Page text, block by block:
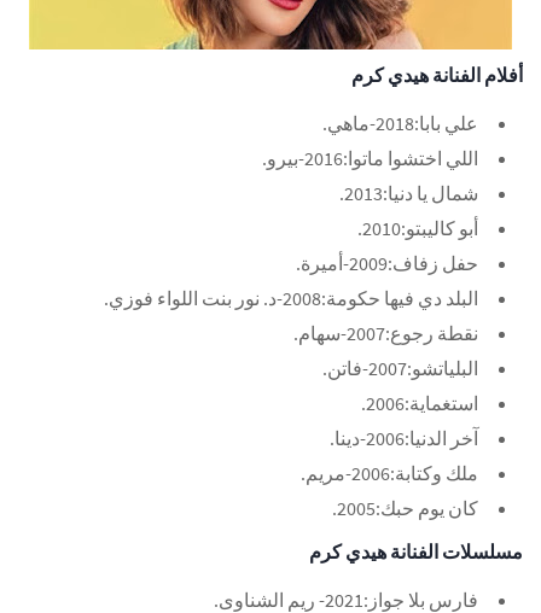
أفلام الفنانة هيدي كرم
علي بابا:2018-ماهي.
اللي اختشوا ماتوا:2016-بيرو.
شمال يا دنيا:2013.
أبو كاليبتو:2010.
حفل زفاف:2009-أميرة.
البلد دي فيها حكومة:2008-د. نور بنت اللواء فوزي.
نقطة رجوع:2007-سهام.
البلياتشو:2007-فاتن.
استغماية:2006.
آخر الدنيا:2006-دينا.
ملك وكتابة:2006-مريم.
كان يوم حبك:2005.
مسلسلات الفنانة هيدي كرم
فارس بلا جواز:2021- ريم الشناوى.